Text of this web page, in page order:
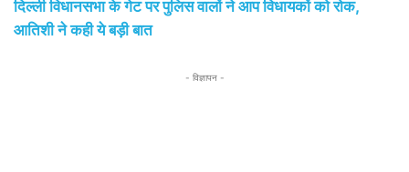
दिल्ली विधानसभा के गेट पर पुलिस वालों ने आप विधायकों को रोक,
आतिशी ने कही ये बड़ी बात
- विज्ञापन -